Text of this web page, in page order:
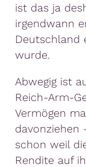
ist das ja
irgendwann
Deutschland
wurde.
Abwegig ist
Reich-Arm-
Vermögen
davonziehen
schon weil
Rendite auf